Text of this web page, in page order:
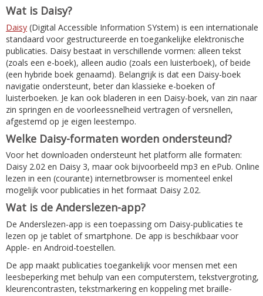
Wat is Daisy?
Daisy (Digital Accessible Information SYstem) is een internationale
standaard voor gestructureerde en toegankelijke elektronische
publicaties. Daisy bestaat in verschillende vormen: alleen tekst
(zoals een e-boek), alleen audio (zoals een luisterboek), of beide
(een hybride boek genaamd). Belangrijk is dat een Daisy-boek
navigatie ondersteunt, beter dan klassieke e-boeken of
luisterboeken. Je kan ook bladeren in een Daisy-boek, van zin naar
zin springen en de voorleessnelheid vertragen of versnellen,
afgestemd op je eigen leestempo.
Welke Daisy-formaten worden ondersteund?
Voor het downloaden ondersteunt het platform alle formaten:
Daisy 2.02 en Daisy 3, maar ook bijvoorbeeld mp3 en ePub. Online
lezen in een (courante) internetbrowser is momenteel enkel
mogelijk voor publicaties in het formaat Daisy 2.02.
Wat is de Anderslezen-app?
De Anderslezen-app is een toepassing om Daisy-publicaties te
lezen op je tablet of smartphone. De app is beschikbaar voor
Apple- en Android-toestellen.
De app maakt publicaties toegankelijk voor mensen met een
leesbeperking met behulp van een computerstem, tekstvergroting,
kleurencontrasten, tekstmarkering en koppeling met braille-